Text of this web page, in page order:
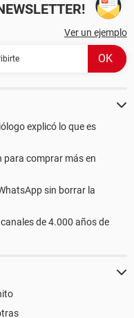
Ver un ejemplo
explicó lo que es
para comprar más en
sin borrar la
de 4.000 años de